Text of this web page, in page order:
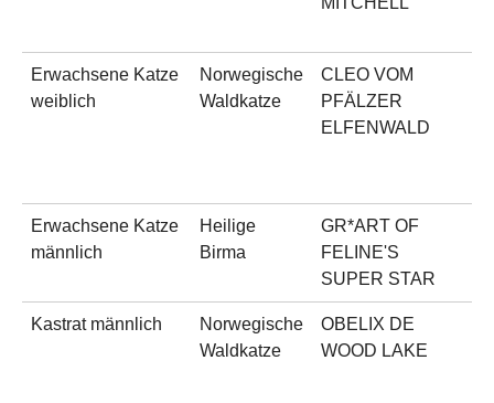
Erwachsene Katze
weiblich
Norwegische
Waldkatze
CLEO VOM
PFÄLZER
ELFENWALD
Erwachsene Katze
männlich
Heilige
Birma
GR*ART OF
FELINE'S
SUPER STAR
Kastrat männlich
Norwegische
Waldkatze
OBELIX DE
WOOD LAKE